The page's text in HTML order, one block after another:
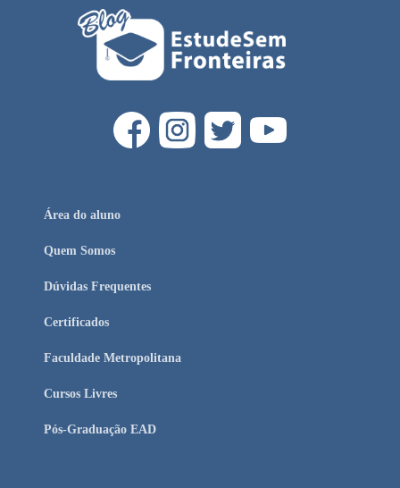
Área do aluno
Quem Somos
Dúvidas Frequentes
Certificados
Faculdade Metropolitana
Cursos Livres
Pós-Graduação EAD